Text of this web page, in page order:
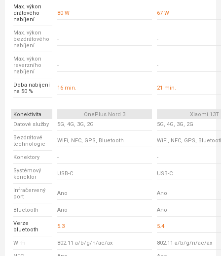
Max. výkon
drátového
nabíjení
80 W 67 W
Max. výkon
bezdrátového
nabíjení
- -
Max. výkon
reverzního
nabíjení
- -
Doba nabíjení
na 50 %
16 min. 21 min.
Konektivita OnePlus Nord 3
Xiaomi 13T
Datové služby
5G, 4G, 3G, 2G 5G, 4G, 3G, 2G
Bezdrátové
technologie
WiFi, NFC, GPS, Bluetooth WiFi, NFC, GPS,
Konektory - -
Systémový
konektor
USB-C USB-C
Infračervený
port
Ano Ano
Bluetooth Ano Ano
Verze
bluetooth
5.3 5.4
Wi-Fi 802.11 a/b/g/n/ac/ax 802.11 a/b/g/n/ac/ax